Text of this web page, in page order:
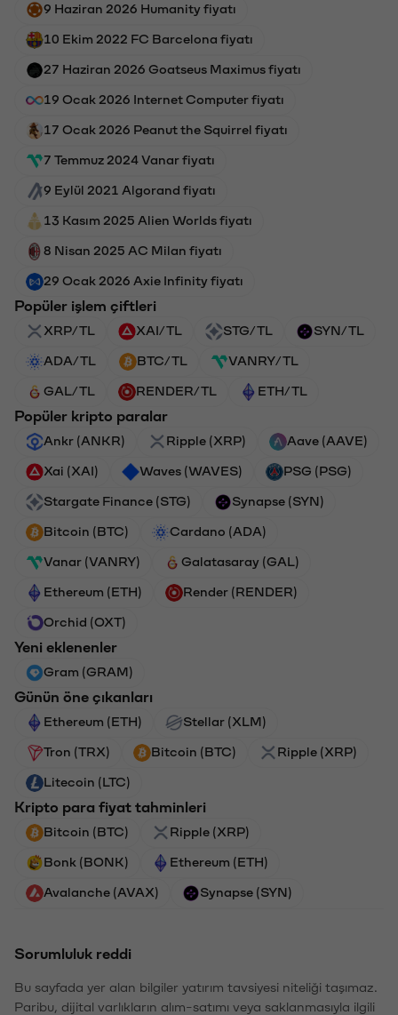
9 Haziran 2026 Humanity fiyatı
10 Ekim 2022 FC Barcelona fiyatı
27 Haziran 2026 Goatseus Maximus fiyatı
19 Ocak 2026 Internet Computer fiyatı
17 Ocak 2026 Peanut the Squirrel fiyatı
7 Temmuz 2024 Vanar fiyatı
9 Eylül 2021 Algorand fiyatı
13 Kasım 2025 Alien Worlds fiyatı
8 Nisan 2025 AC Milan fiyatı
29 Ocak 2026 Axie Infinity fiyatı
Popüler işlem çiftleri
XRP/TL XAI/TL STG/TL SYN/TL
ADA/TL BTC/TL VANRY/TL
GAL/TL RENDER/TL ETH/TL
Popüler kripto paralar
Ankr (ANKR) Ripple (XRP) Aave (AAVE)
Xai (XAI) Waves (WAVES) PSG (PSG)
Stargate Finance (STG) Synapse (SYN)
Bitcoin (BTC) Cardano (ADA)
Vanar (VANRY) Galatasaray (GAL)
Ethereum (ETH) Render (RENDER)
Orchid (OXT)
Yeni eklenenler
Gram (GRAM)
Günün öne çıkanları
Ethereum (ETH) Stellar (XLM)
Tron (TRX) Bitcoin (BTC) Ripple (XRP)
Litecoin (LTC)
Kripto para fiyat tahminleri
Bitcoin (BTC) Ripple (XRP)
Bonk (BONK) Ethereum (ETH)
Avalanche (AVAX) Synapse (SYN)
Sorumluluk reddi
Bu sayfada yer alan bilgiler yatırım tavsiyesi niteliği taşımaz.
Paribu, dijital varlıkların alım-satımı veya saklanmasıyla ilgili